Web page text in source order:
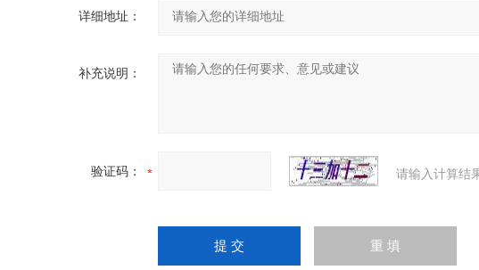
详细地址：
补充说明：
验证码： 请输入计算结